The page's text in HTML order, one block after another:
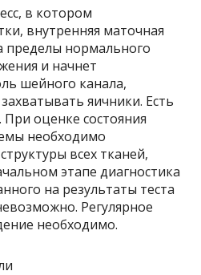
в котором
внутренняя маточная
пределы нормального
и начнет
шейного канала,
яичники. Есть
оценке состояния
необходимо
всех тканей,
этапе диагностика
на результаты теста
Регулярное
необходимо.